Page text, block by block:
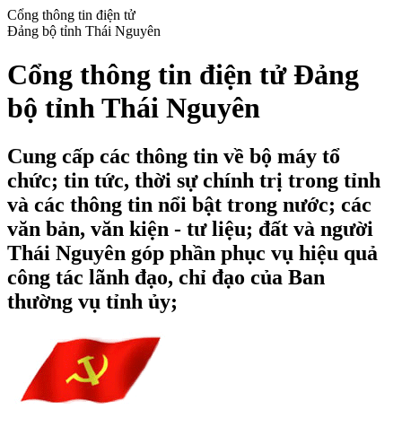
Cổng thông tin điện tử
Đảng bộ tỉnh Thái Nguyên
Cổng thông tin điện tử Đảng
bộ tỉnh Thái Nguyên
Cung cấp các thông tin về bộ máy tổ
chức; tin tức, thời sự chính trị trong tỉnh
và các thông tin nổi bật trong nước; các
văn bản, văn kiện - tư liệu; đất và người
Thái Nguyên góp phần phục vụ hiệu quả
công tác lãnh đạo, chỉ đạo của Ban
thường vụ tỉnh ủy;